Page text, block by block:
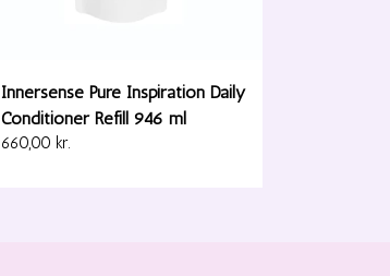
Innersense Pure Inspiration Daily
Conditioner Refill 946 ml
660,00 kr.